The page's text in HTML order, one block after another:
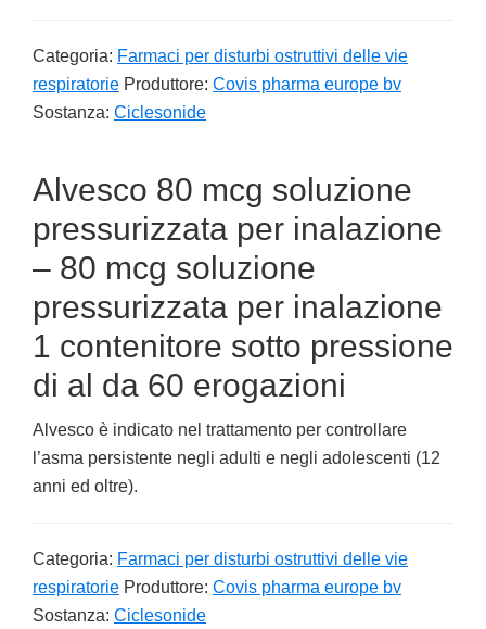
Categoria: Farmaci per disturbi ostruttivi delle vie
respiratorie Produttore: Covis pharma europe bv
Sostanza: Ciclesonide
Alvesco 80 mcg soluzione
pressurizzata per inalazione
– 80 mcg soluzione
pressurizzata per inalazione
1 contenitore sotto pressione
di al da 60 erogazioni
Alvesco è indicato nel trattamento per controllare
l’asma persistente negli adulti e negli adolescenti (12
anni ed oltre).
Categoria: Farmaci per disturbi ostruttivi delle vie
respiratorie Produttore: Covis pharma europe bv
Sostanza: Ciclesonide